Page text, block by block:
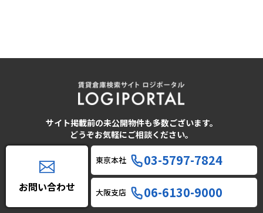
サイト掲載前の未公開物件も多数ございます。
どうぞお気軽にご相談ください。
お問い合わせ
東京本社 03-5797-7824
大阪支店 06-6130-9000